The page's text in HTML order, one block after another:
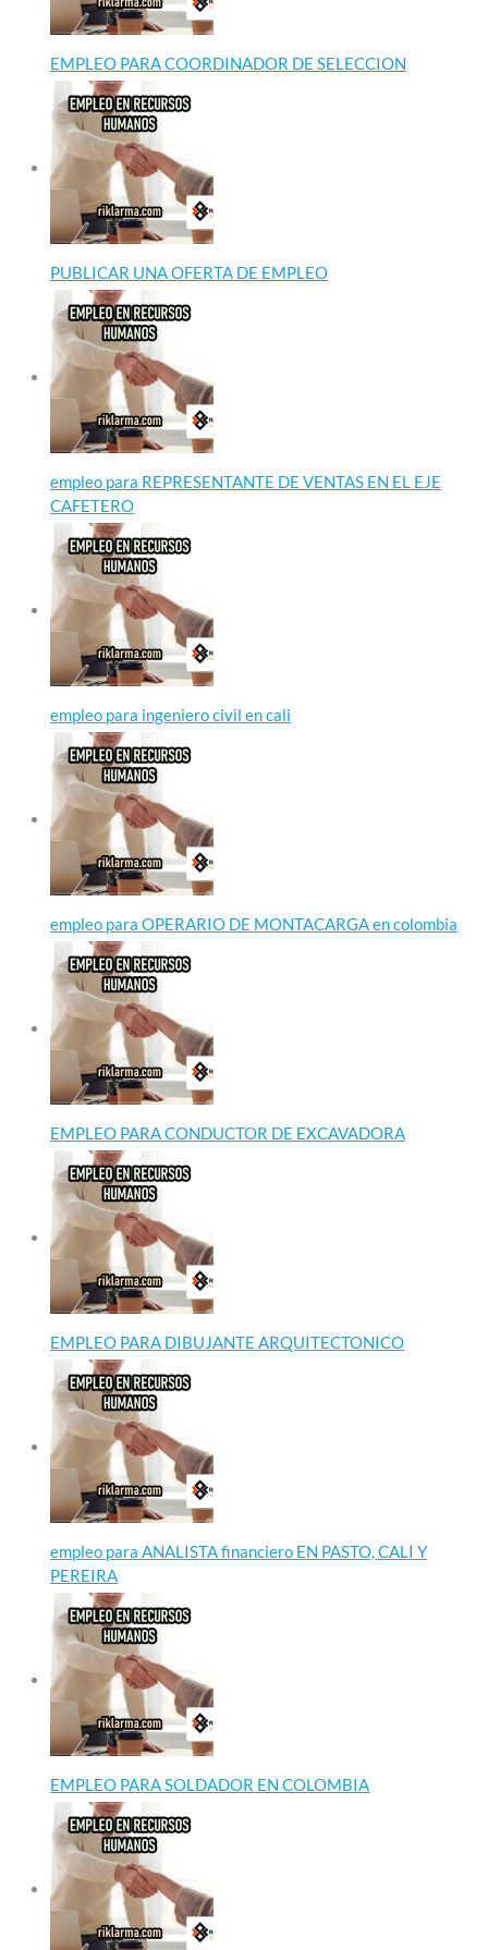
EMPLEO PARA COORDINADOR DE SELECCION
PUBLICAR UNA OFERTA DE EMPLEO
empleo para REPRESENTANTE DE VENTAS EN EL EJE
CAFETERO
empleo para ingeniero civil en cali
empleo para OPERARIO DE MONTACARGA en colombia
EMPLEO PARA CONDUCTOR DE EXCAVADORA
EMPLEO PARA DIBUJANTE ARQUITECTONICO
empleo para ANALISTA financiero EN PASTO, CALI Y
PEREIRA
EMPLEO PARA SOLDADOR EN COLOMBIA